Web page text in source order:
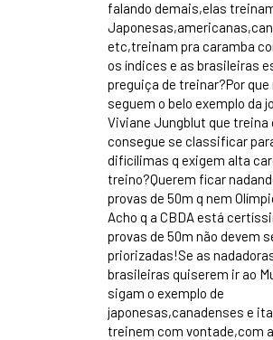
falando demais,elas
etc,treinam pra caramba
os índices e as brasileiras
preguiça de treinar?Por que
seguem o belo exemplo da
Viviane Jungblut que treina
consegue se classificar
dificílimas q exigem alta
treino?Querem ficar
provas de 50m q nem
Acho q a CBDA está
provas de 50m não devem
priorizadas!Se as
brasileiras quiserem ir ao
sigam o exemplo de
japonesas,canadenses e
treinem com vontade,com